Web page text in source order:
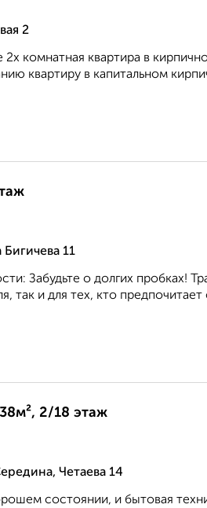
2
комнатная квартира в
квартиру в капитальном
11
Забудьте о долгих пробках!
так и для тех, кто
2/18 этаж
Четаева 14
состоянии, и бытовая